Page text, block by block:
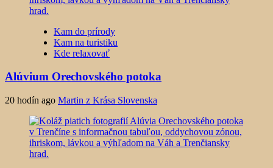
Kam do prírody
Kam na turistiku
Kde relaxovať
Alúvium Orechovského potoka
20 hodín ago Martin z Krása Slovenska